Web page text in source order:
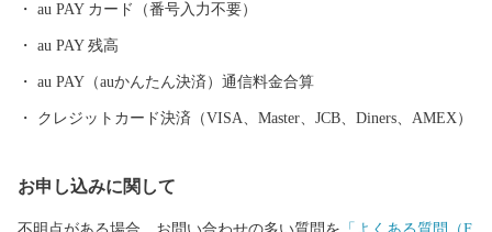
au PAY カード（番号入力不要）
au PAY 残高
au PAY（auかんたん決済）通信料金合算
クレジットカード決済（VISA、Master、JCB、Diners、AMEX）
お申し込みに関して